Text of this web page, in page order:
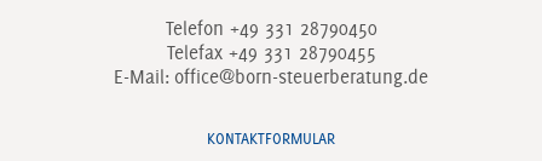
Telefon +49 331 28790450
Telefax +49 331 28790455
E-Mail: office@born-steuerberatung.de
KONTAKTFORMULAR